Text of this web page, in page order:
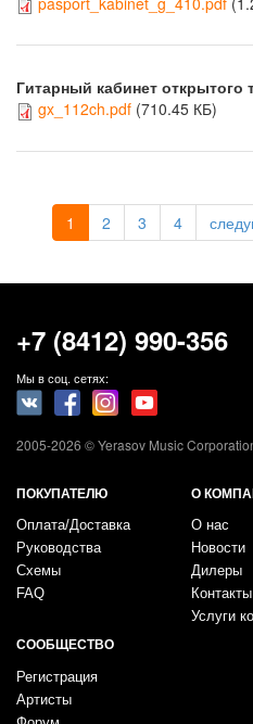
Гитарный кабинет открытого
gx_112ch.pdf (710.45 КБ)
1 2 3 4
+7 (8412) 990-356
Мы в соц. сетях:
2005-2026 © Yerasov Music
ПОКУПАТЕЛЮ
Оплата/Доставка
Руководства
Схемы
FAQ
О
О нас
Новости
Дилеры
Контакты
Услуги
СООБЩЕСТВО
Регистрация
Артисты